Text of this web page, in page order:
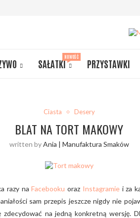
SAŁATKI
NOWOŚĆ
PRZYSTAWKI
Ciasta Desery
BLAT NA TORT MAKOWY
written byAnia | Manufaktura Smaków
razy naFacebooku oraz Instagramiei za
sam przepis jeszcze nigdy nie
na jedną konkretną wersję.